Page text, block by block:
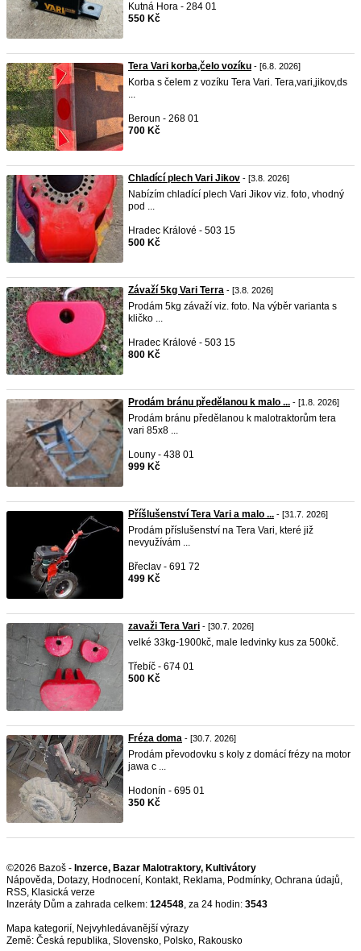
Kutná Hora - 284 01
550 Kč
Tera Vari korba,čelo vozíku - [6.8. 2026]
Korba s čelem z vozíku Tera Vari. Tera,vari,jikov,ds
...
Beroun - 268 01
700 Kč
Chladící plech Vari Jikov - [3.8. 2026]
Nabízím chladící plech Vari Jikov viz. foto, vhodný
pod ...
Hradec Králové - 503 15
500 Kč
Závaží 5kg Vari Terra - [3.8. 2026]
Prodám 5kg závaží viz. foto. Na výběr varianta s
kličko ...
Hradec Králové - 503 15
800 Kč
Prodám bránu předělanou k malo ... - [1.8. 2026]
Prodám bránu předělanou k malotraktorům tera
vari 85x8 ...
Louny - 438 01
999 Kč
Příšlušenství Tera Vari a malo ... - [31.7. 2026]
Prodám příslušenství na Tera Vari, které již
nevyužívám ...
Břeclav - 691 72
499 Kč
zavaži Tera Vari - [30.7. 2026]
velké 33kg-1900kč, male ledvinky kus za 500kč.
Třebíč - 674 01
500 Kč
Fréza doma - [30.7. 2026]
Prodám převodovku s koly z domácí frézy na motor
jawa c ...
Hodonín - 695 01
350 Kč
©2026 Bazoš - Inzerce, Bazar Malotraktory, Kultivátory
Nápověda, Dotazy, Hodnocení, Kontakt, Reklama, Podmínky, Ochrana údajů,
RSS,
Inzeráty Dům a zahrada celkem: 124548, za 24 hodin: 3543
Mapa kategorií, Nejvyhledávanější výrazy
Země: Česká republika, Slovensko, Polsko, Rakousko